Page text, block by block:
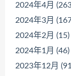
2024年4月
2024年3月
2024年2月 (15)
2024年1月 (46)
2023年12月